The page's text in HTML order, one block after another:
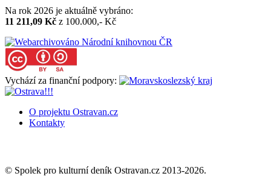
Na rok 2026 je aktuálně vybráno:
11 211,09 Kč z 100.000,- Kč
Vychází za finanční podpory:
O projektu Ostravan.cz
Kontakty
© Spolek pro kulturní deník Ostravan.cz 2013-2026.